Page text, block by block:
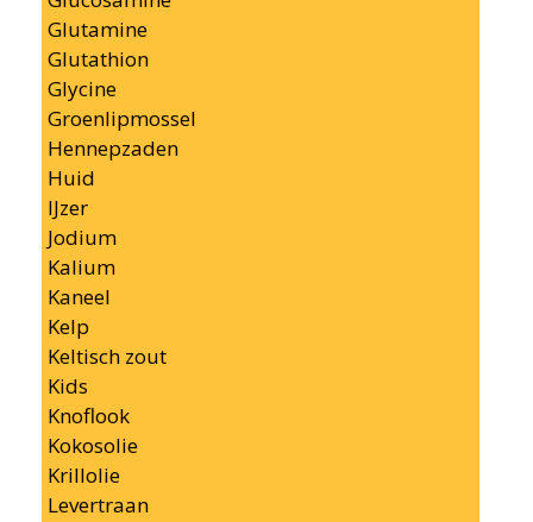
Glutamine
Glutathion
Glycine
Groenlipmossel
Hennepzaden
Huid
IJzer
Jodium
Kalium
Kaneel
Kelp
Keltisch zout
Kids
Knoflook
Kokosolie
Krillolie
Levertraan